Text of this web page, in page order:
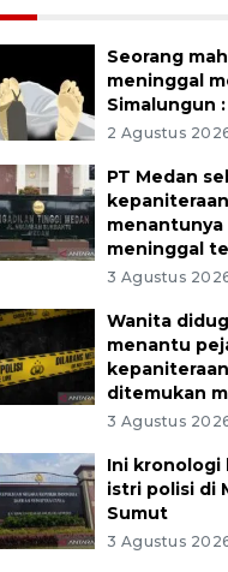
Seorang
meninggal
Simalungun
2 Agustus
PT Medan
meninggal
3 Agustus 2026
Wanita
menantu
ditemukan
3 Agustus
Ini kronologi
istri polisi di
Sumut
3 Agustus